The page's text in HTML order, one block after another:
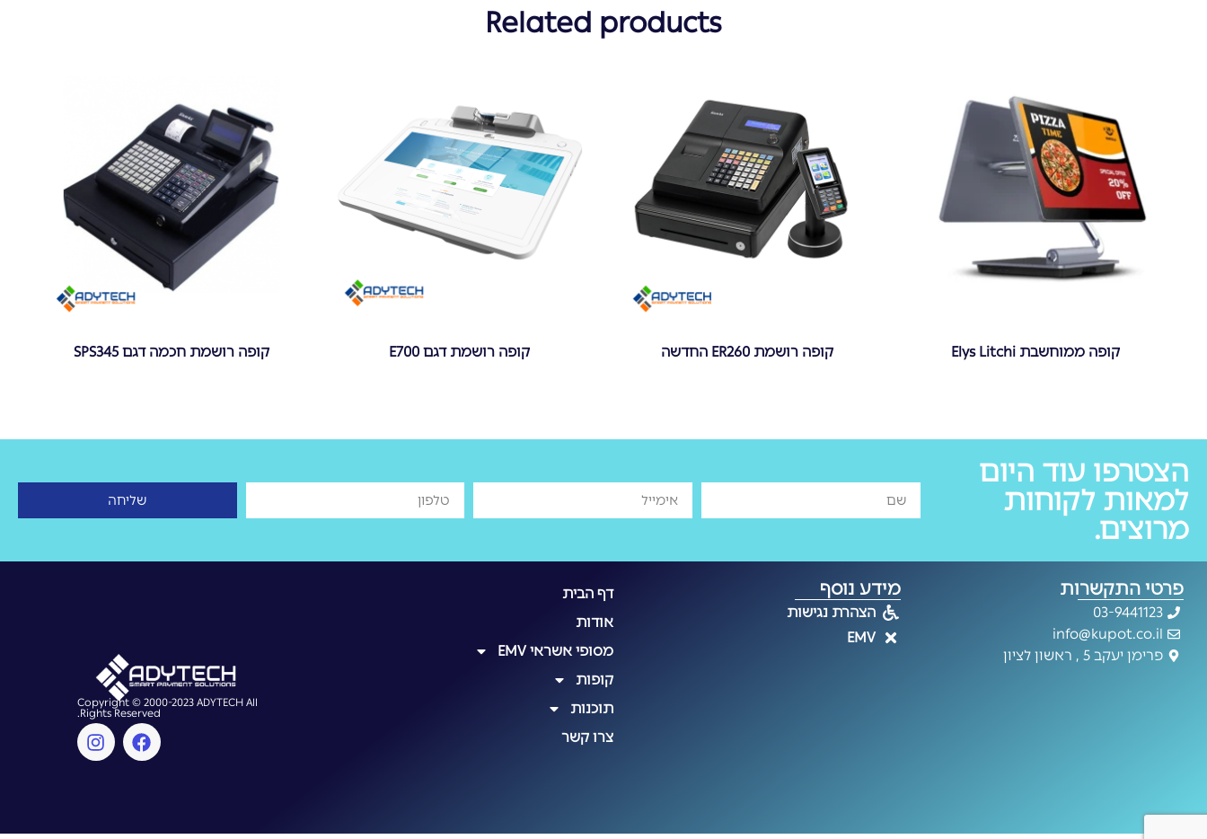
Related products
קופה ממוחשבת Elys Litchi קופה רושמת ER260 החדשה קופה רושמת דגם E700 קופה רושמת חכמה דגם SPS345
הצטרפו עוד היום
למאות לקוחות
מרוצים.
שליחה
פרטי התקשרות
03-9441123
info@kupot.co.il
פרימן יעקב 5 , ראשון לציון
מידע נוסף
הצהרת נגישות
EMV
דף הבית
אודות
מסופי אשראי EMV
קופות
תוכנות
צרו קשר
Copyright © 2000-2023 ADYTECH All
Rights Reserved.